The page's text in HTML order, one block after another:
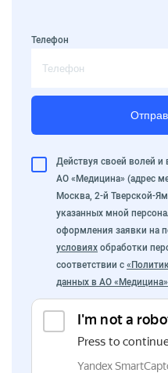
Телефон
Действуя своей волей и
АО «Медицина» (адрес
Москва, 2-й Тверской-
указанных мной
оформления заявки на
условиях обработки
соответствии с
данных в АО «Медицина»